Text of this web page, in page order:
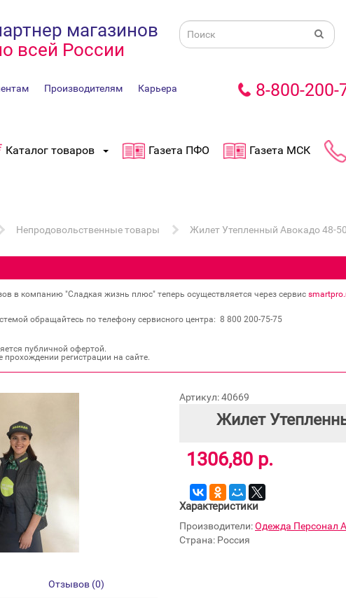
магазинов
всей России
Производителям Карьера 8-800-200-
Каталог товаров Газета ПФО Газета МСК
Непродовольственные товары Жилет Утепленный Авокадо 48-50
в компанию "Сладкая жизнь плюс" теперь осуществляется через сервис
обращайтесь по телефону сервисного центра: 8 800 200‐75‐75
публичной офертой.
регистрации на сайте.
Отзывов (0)
Артикул: 40669
Жилет
1306,80 р.
Характеристики
Производители:Одежда Персонал
Страна: Россия